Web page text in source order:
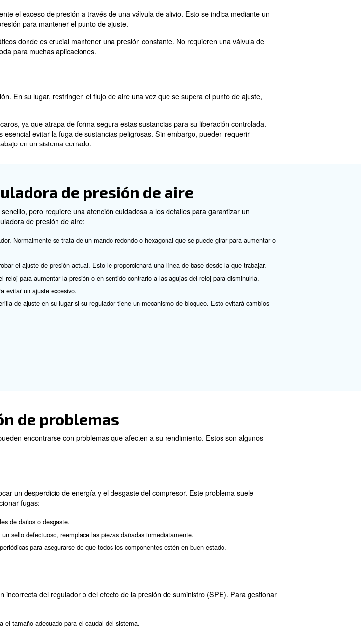
constante, independientemente de las fluctuaciones en la presión de entrada.
que la presión del aire permanezca dentro de unos niveles seguros y óptimos para
del compresor de aire ayuda a evitar la sobrepresurización, que puede dañar las
de presión de aire
específica.
automáticamente el exceso de presión a través de una válvula de alivio. Esto se
el exceso de presión para mantener el punto de ajuste.
sistemas neumáticos donde es crucial mantener una presión constante. No requieren
exceso de presión. En su lugar, restringen el flujo de aire una vez que se supera el
peligrosos o caros, ya que atrapa de forma segura estas sustancias para su
en las que es esencial evitar la fuga de sustancias peligrosas. Sin embargo, pueden
de alivio aguas abajo en un sistema cerrado.
reguladora de presión de aire
es un proceso sencillo, pero requiere una atención cuidadosa a los detalles para
una válvula reguladora de presión de aire:
para comprobar el ajuste de presión actual. Esto le proporcionará una línea de base desde
con frecuencia para evitar un ajuste excesivo.
bloquee la perilla de ajuste en su lugar si su regulador tiene un mecanismo de bloqueo. Esto